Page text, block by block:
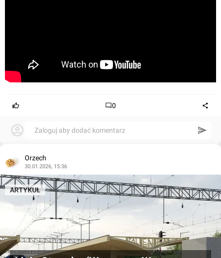
0
Zaloguj aby dodać komentarz
Orzech
30.01.2026, 15:36
ARTYKUŁ